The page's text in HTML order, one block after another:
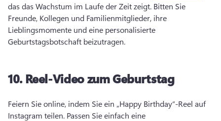
das das Wachstum im Laufe der Zeit zeigt. Bitten Sie
Freunde, Kollegen und Familienmitglieder, ihre
Lieblingsmomente und eine personalisierte
Geburtstagsbotschaft beizutragen.
10.Reel-Video zum Geburtstag
Feiern Sie online, indem Sie ein „Happy Birthday“-Reel auf
Instagram teilen. Passen Sie einfach eine